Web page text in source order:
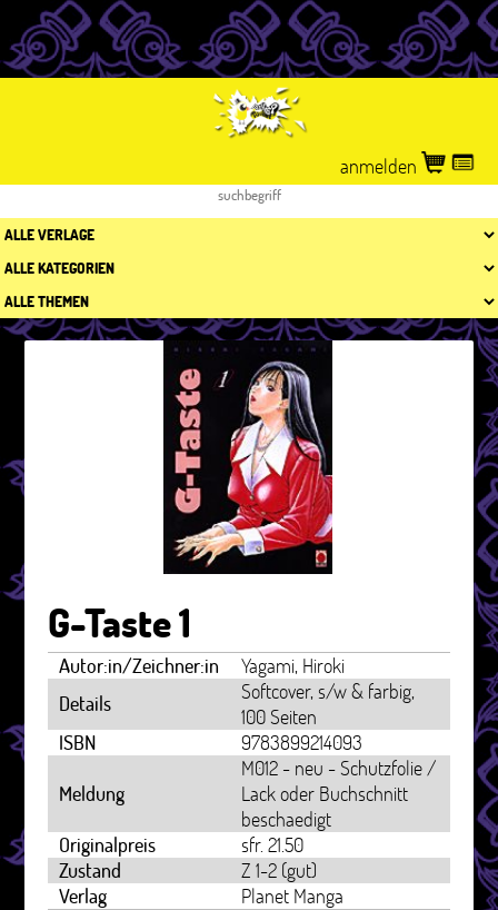
anmelden
G-Taste 1
Autor:in/Zeichner:in
Yagami, Hiroki
Details
Softcover, s/w & farbig,
100 Seiten
ISBN
9783899214093
Meldung
M012 - neu - Schutzfolie /
Lack oder Buchschnitt
beschaedigt
Originalpreis
sfr. 21.50
Zustand
Z 1-2 (gut)
Verlag
Planet Manga